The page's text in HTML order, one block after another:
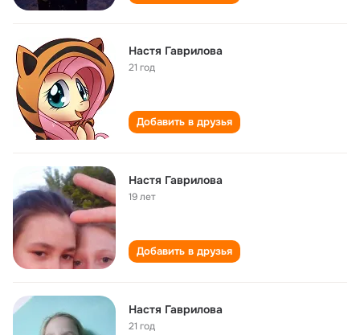
Настя Гаврилова
21 год
Добавить в друзья
Настя Гаврилова
19 лет
Добавить в друзья
Настя Гаврилова
21 год